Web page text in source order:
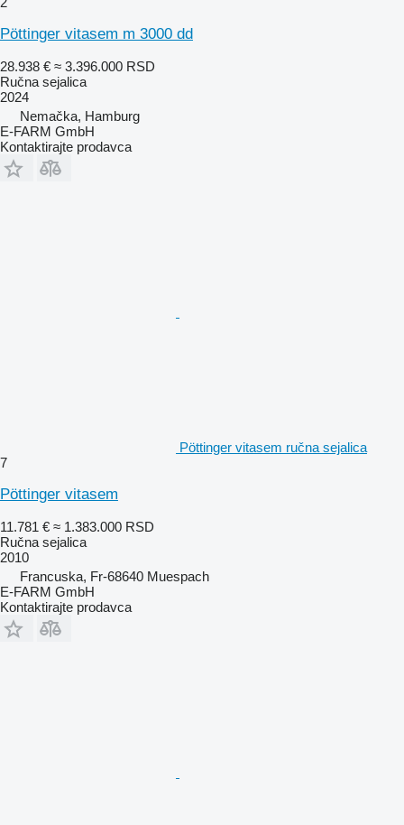
Pöttinger vitasem m 3000 dd
28.938 € ≈ 3.396.000 RSD
Ručna sejalica
2024
Nemačka, Hamburg
E-FARM GmbH
Kontaktirajte prodavca
Pöttinger vitasem ručna sejalica
7
Pöttinger vitasem
11.781 € ≈ 1.383.000 RSD
Ručna sejalica
2010
Francuska, Fr-68640 Muespach
E-FARM GmbH
Kontaktirajte prodavca